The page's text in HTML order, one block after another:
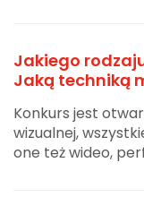
Jakiego
Jaką techniką
Konkurs jest
wizualnej,
one też wideo,